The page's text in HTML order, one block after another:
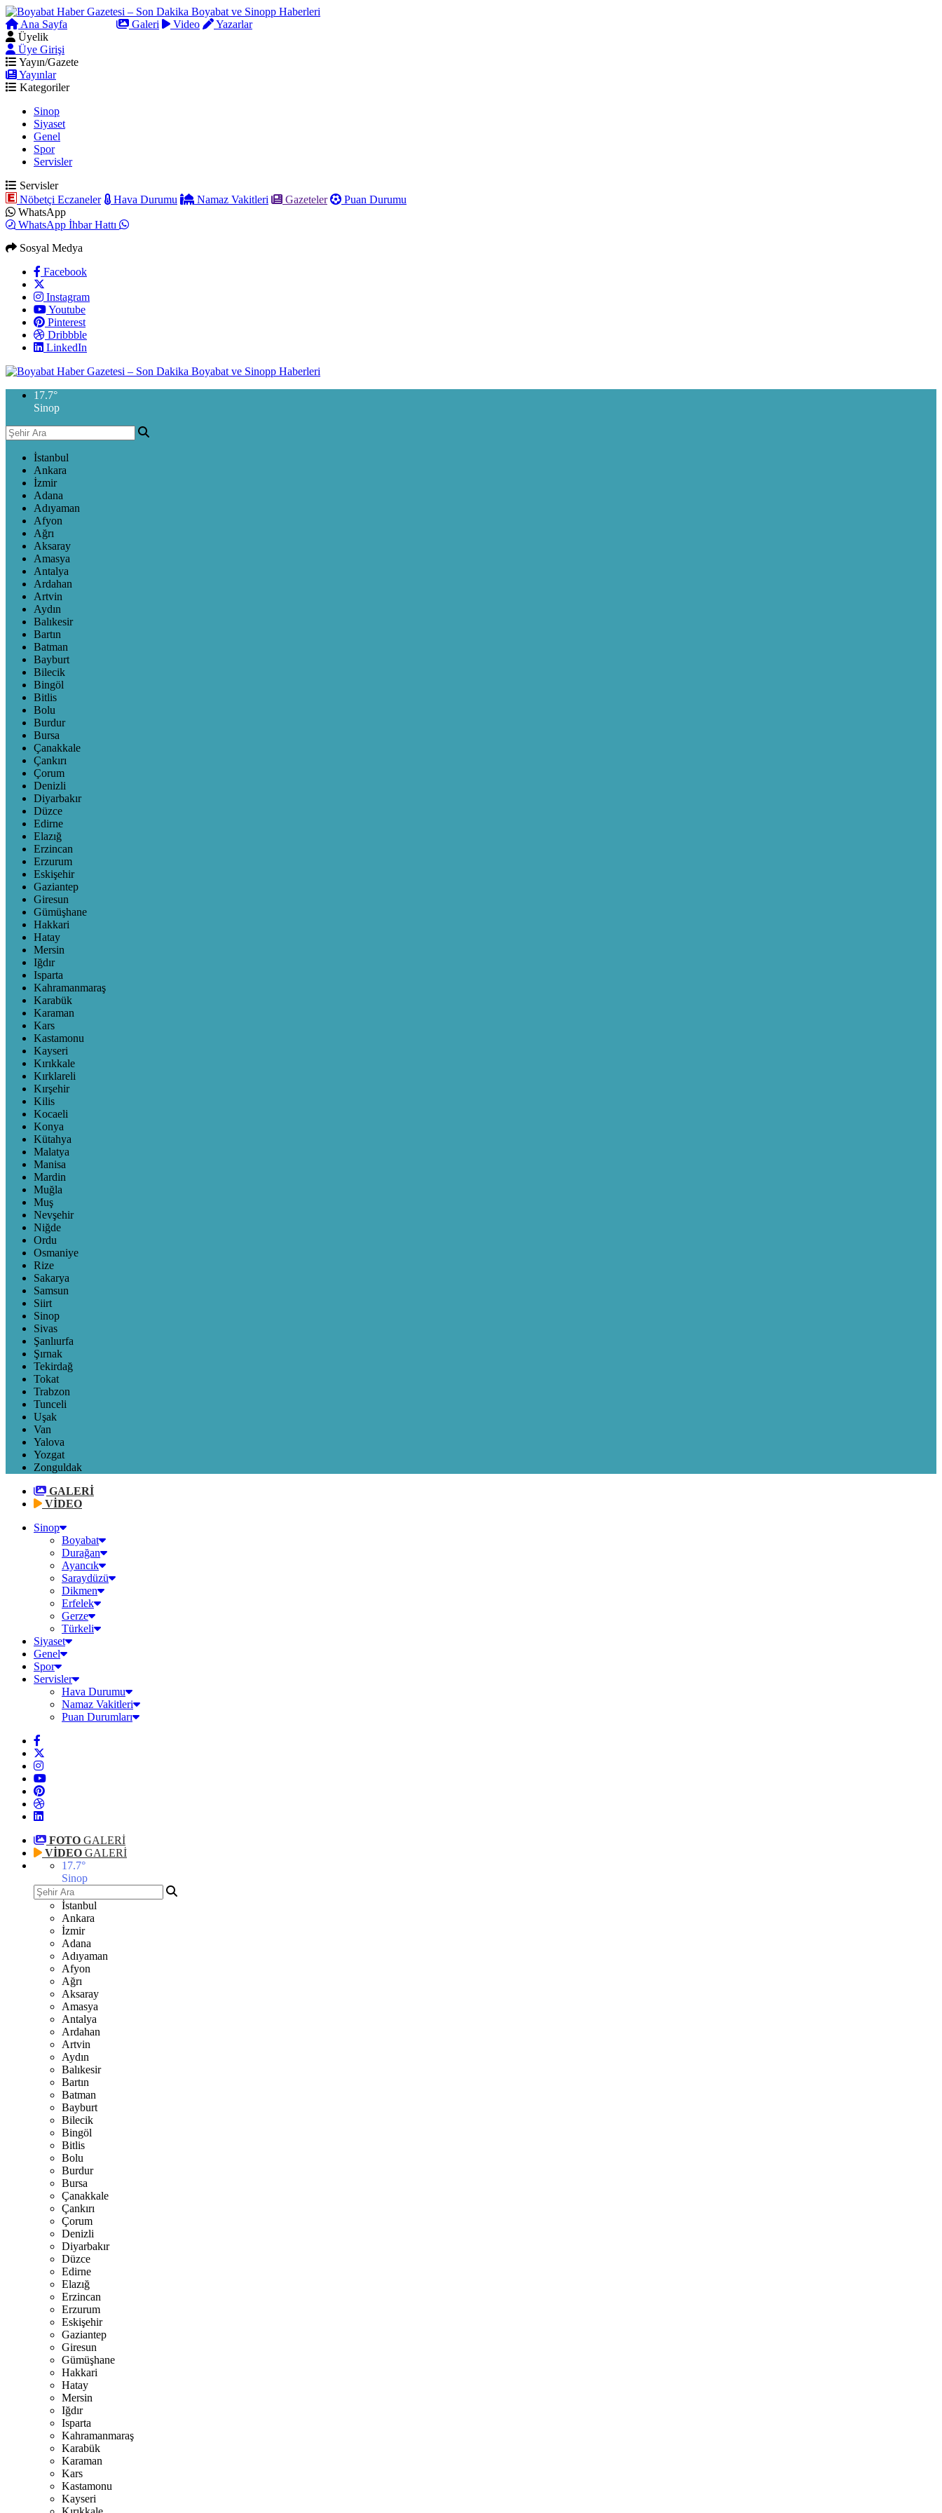
Ana Sayfa Galeri Video
Yazarlar
Üyelik
Üye Girişi
Yayın/Gazete
Yayınlar
Kategoriler
Sinop
Siyaset
Genel
Spor
Servisler
Servisler
Nöbetçi Eczaneler
Hava Durumu Namaz Vakitleri Gazeteler
Puan Durumu
WhatsApp
WhatsApp İhbar Hattı
Sosyal Medya
Facebook
Instagram
Youtube
Pinterest
Dribbble
LinkedIn
17.7°
Sinop
İstanbul
Ankara
İzmir
Adana
Adıyaman
Afyon
Ağrı
Aksaray
Amasya
Antalya
Ardahan
Artvin
Aydın
Balıkesir
Bartın
Batman
Bayburt
Bilecik
Bingöl
Bitlis
Bolu
Burdur
Bursa
Çanakkale
Çankırı
Çorum
Denizli
Diyarbakır
Düzce
Edirne
Elazığ
Erzincan
Erzurum
Eskişehir
Gaziantep
Giresun
Gümüşhane
Hakkari
Hatay
Mersin
Iğdır
Isparta
Kahramanmaraş
Karabük
Karaman
Kars
Kastamonu
Kayseri
Kırıkkale
Kırklareli
Kırşehir
Kilis
Kocaeli
Konya
Kütahya
Malatya
Manisa
Mardin
Muğla
Muş
Nevşehir
Niğde
Ordu
Osmaniye
Rize
Sakarya
Samsun
Siirt
Sinop
Sivas
Şanlıurfa
Şırnak
Tekirdağ
Tokat
Trabzon
Tunceli
Uşak
Van
Yalova
Yozgat
Zonguldak
GALERİ
VİDEO
Sinop
Boyabat
Durağan
Ayancık
Saraydüzü
Dikmen
Erfelek
Gerze
Türkeli
Siyaset
Genel
Spor
Servisler
Hava Durumu
Namaz Vakitleri
Puan Durumları
FOTO GALERİ
VİDEO GALERİ
17.7°
Sinop
İstanbul
Ankara
İzmir
Adana
Adıyaman
Afyon
Ağrı
Aksaray
Amasya
Antalya
Ardahan
Artvin
Aydın
Balıkesir
Bartın
Batman
Bayburt
Bilecik
Bingöl
Bitlis
Bolu
Burdur
Bursa
Çanakkale
Çankırı
Çorum
Denizli
Diyarbakır
Düzce
Edirne
Elazığ
Erzincan
Erzurum
Eskişehir
Gaziantep
Giresun
Gümüşhane
Hakkari
Hatay
Mersin
Iğdır
Isparta
Kahramanmaraş
Karabük
Karaman
Kars
Kastamonu
Kayseri